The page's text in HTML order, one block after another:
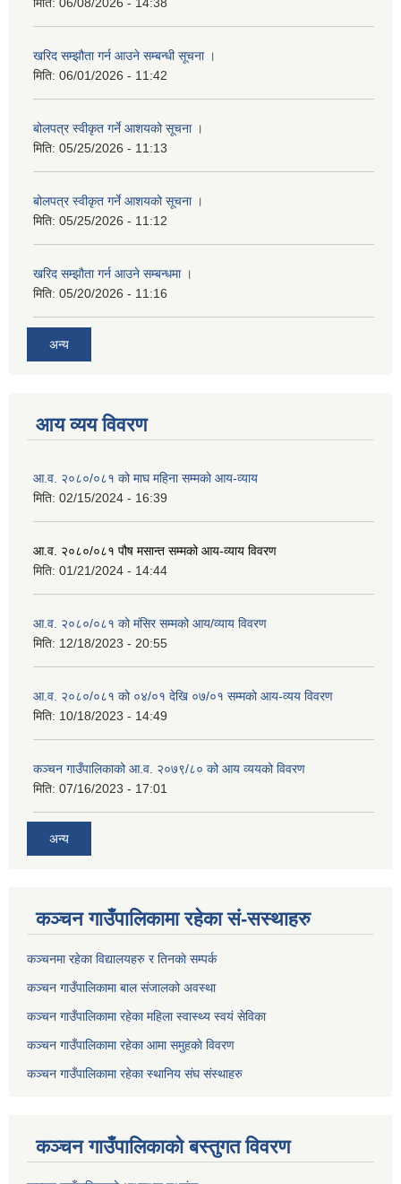
मिति: 06/08/2026 - 14:38
खरिद सम्झौता गर्न आउने सम्बन्धी सूचना ।
मिति: 06/01/2026 - 11:42
बोलपत्र स्वीकृत गर्ने आशयको सूचना ।
मिति: 05/25/2026 - 11:13
बोलपत्र स्वीकृत गर्ने आशयको सूचना ।
मिति: 05/25/2026 - 11:12
खरिद सम्झौता गर्न आउने सम्बन्धमा ।
मिति: 05/20/2026 - 11:16
अन्य
आय व्यय विवरण
आ.व. २०८०/०८१ को माघ महिना सम्मको आय-व्याय
मिति: 02/15/2024 - 16:39
आ.व. २०८०/०८१ पौष मसान्त सम्मको आय-व्याय विवरण
मिति: 01/21/2024 - 14:44
आ.व. २०८०/०८१ को मंसिर सम्मको आय/व्याय विवरण
मिति: 12/18/2023 - 20:55
आ.व. २०८०/०८१ को ०४/०१ देखि ०७/०१ सम्मको आय-व्यय विवरण
मिति: 10/18/2023 - 14:49
कञ्‍चन गाउँपालिकाको आ.व. २०७९/८० को आय व्ययको विवरण
मिति: 07/16/2023 - 17:01
अन्य
कञ्चन गाउँपालिकामा रहेका सं-सस्थाहरु
कञ्चनमा रहेका विद्यालयहरु र तिनकाे सम्पर्क
कञ्चन गाउँपालिकामा बाल संजालको अवस्था
कञ्चन गाउँपालिकामा रहेका महिला स्वास्थ्य स्वयं सेविका
कञ्चन गाउँपालिकामा रहेका आमा समुहकाे विवरण
कञ्चन गाउँपालिकामा रहेका स्थानिय संघ संस्थाहरु
कञ्चन गाउँपालिकाकाे बस्तुगत विवरण